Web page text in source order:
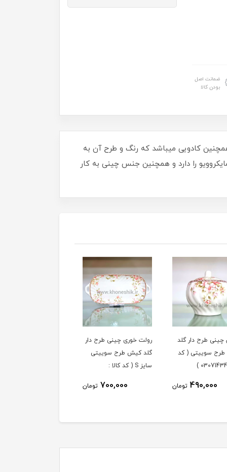
ضمانت اصل
بودن کالا
کادویی میباشد که رنگ و طرح آن به
را دارد و همچنین جنس چینی به کار
چینی طرح دار
طرح سوییتی
سایز S ( کد کالا :
700,000 تومان
فنجان و نعلبکی 6 نفره
چینی طرح دار گلد کیش
طرح سوییتی ( کد کالا :
3,590,000 تومان